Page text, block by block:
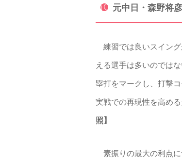
元中日・森野将
練習では良いスイング
える選手は多いのでは
塁打をマークし、打撃
実戦での再現性を高め
照】
素振りの最大の利点に